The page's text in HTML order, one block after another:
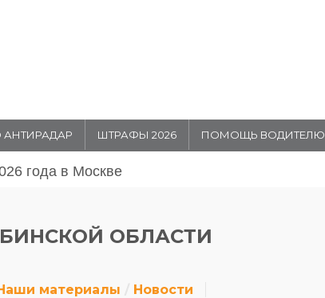
АНТИРАДАР ШТРАФЫ 2026 ПОМОЩЬ ВОДИТЕЛЮ
20026 года в Москве
ОБЛАСТИ
материалы
Новости